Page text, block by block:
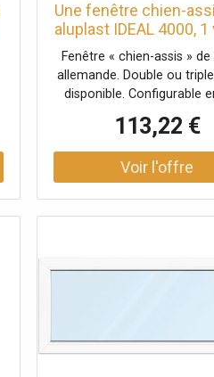
Une fenêtre chien-
aluplast IDEAL 4000, 1
blanc, 600 x 600
configurer
Fenêtre « chien-assis »
allemande. Double ou
disponible. Configurable
ans.
113,22 €